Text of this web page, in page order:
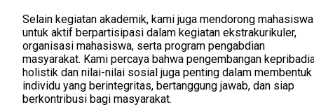
Selain kegiatan akademik, kami juga mendorong mahasiswa
untuk aktif berpartisipasi dalam kegiatan ekstrakurikuler,
organisasi mahasiswa, serta program pengabdian
masyarakat. Kami percaya bahwa pengembangan
holistik dan nilai-nilai sosial juga penting dalam membentuk
individu yang berintegritas, bertanggung jawab, dan siap
berkontribusi bagi masyarakat.